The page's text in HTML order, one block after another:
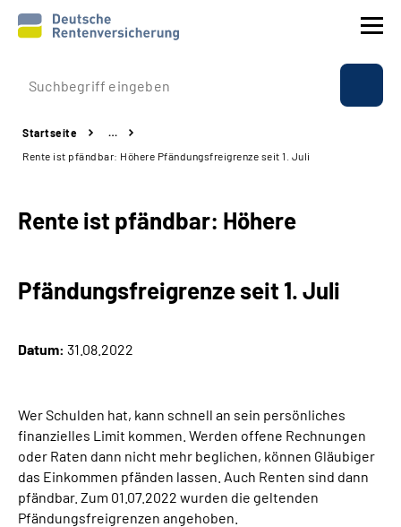
Prävention
Reha
Experten
Über uns & Presse
Suche
Language
Startseite
…
Rente ist pfändbar: Höhere Pfändungsfreigrenze seit 1. Juli
Rente ist pfändbar: Höhere
Pfändungsfreigrenze seit 1. Juli
Datum: 31.08.2022
Wer Schulden hat, kann schnell an sein persönliches
finanzielles Limit kommen. Werden offene Rechnungen
oder Raten dann nicht mehr beglichen, können Gläubiger
das Einkommen pfänden lassen. Auch Renten sind dann
pfändbar. Zum 01.07.2022 wurden die geltenden
Pfändungsfreigrenzen angehoben.